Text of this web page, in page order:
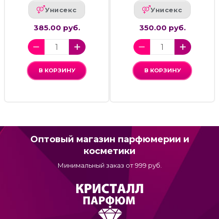
Унисекс
385.00 руб.
В КОРЗИНУ
Унисекс
350.00 руб.
В КОРЗИНУ
Оптовый магазин парфюмерии и
косметики
Минимальный заказ от 999 руб.